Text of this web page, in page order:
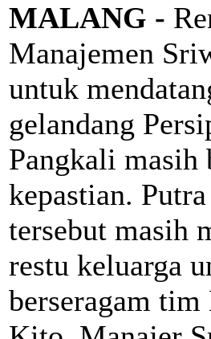
MALANG -
Manajemen
untuk
gelandang
Pangkali masih
kepastian.
tersebut masih
restu keluarga
berseragam